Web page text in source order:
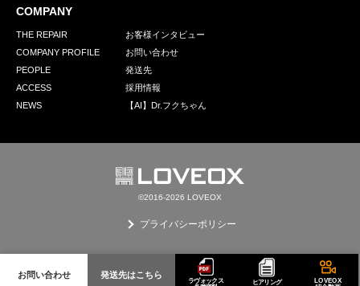
お問い合わせ 発送先はこちら
ラヴォックス
ヒアリング
LOVEOX
COMPANY
THE REPAIR
COMPANY PROFILE
PEOPLE
ACCESS
NEWS
お客様インタビュー
お問い合わせ
発送先
採用情報
【AI】Dr.フクちゃん
©2016-2026 LOVEOX
プライバシーポリシー